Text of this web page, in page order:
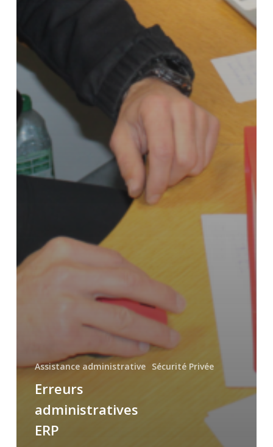
Assistance administrative Sécurité Privée
Erreurs
administratives
ERP